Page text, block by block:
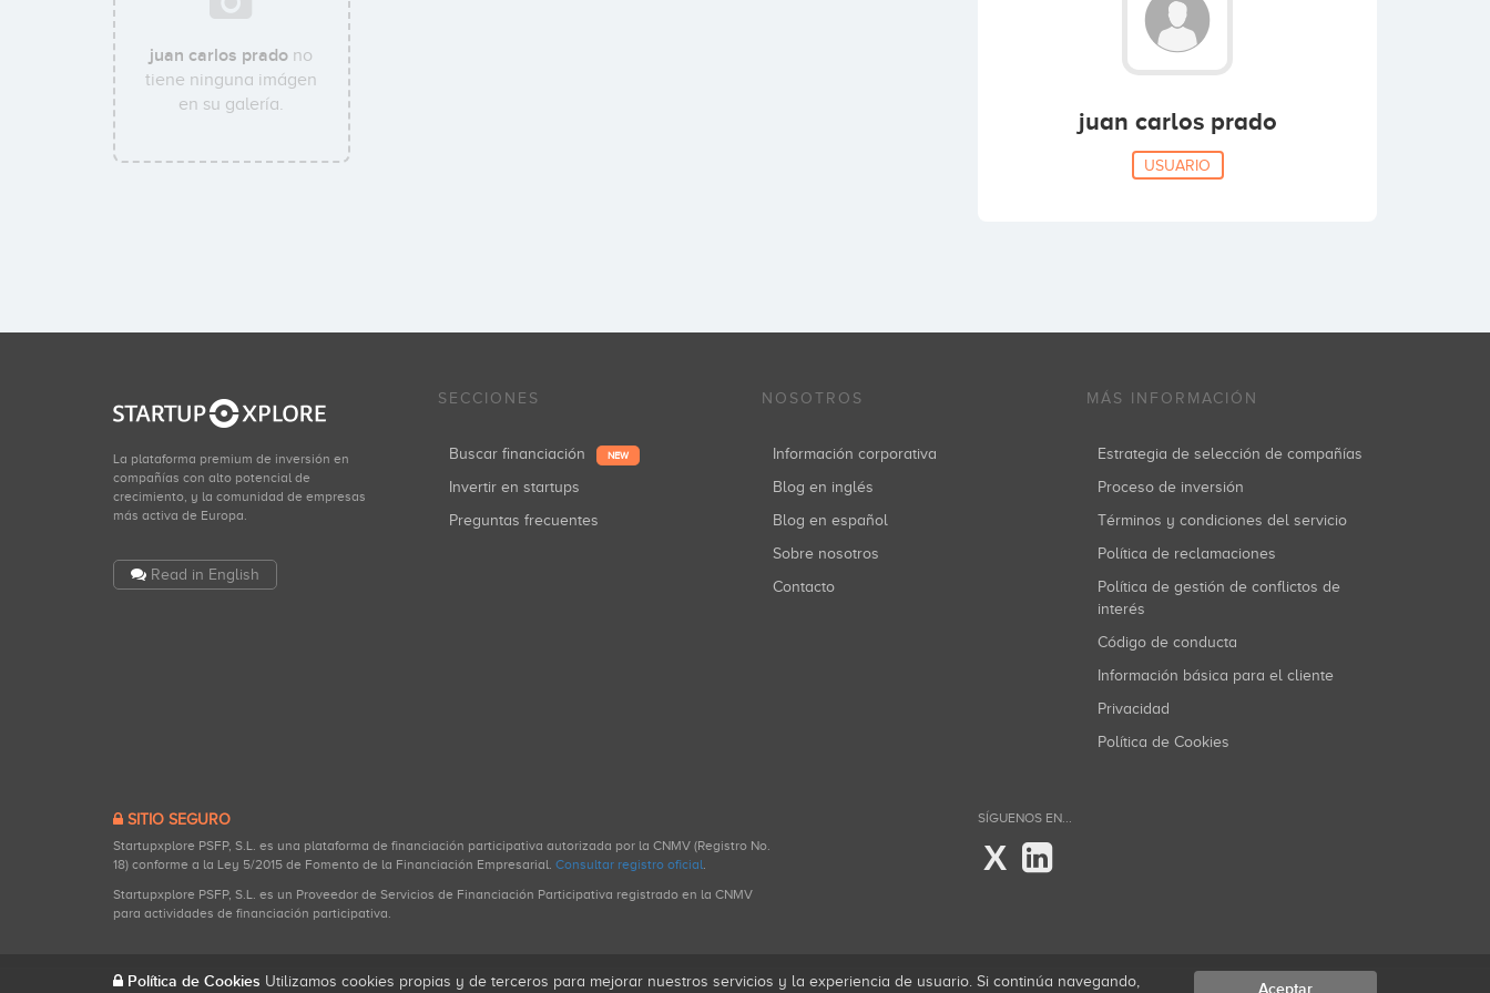
juan carlos prado no
tiene ninguna imágen
en su galería.
juan carlos prado
USUARIO
La plataforma premium de inversión en
compañías con alto potencial de
crecimiento, y la comunidad de empresas
más activa de Europa.
Read in English
SECCIONES
Buscar financiación NEW
Invertir en startups
Preguntas frecuentes
NOSOTROS
Información corporativa
Blog en inglés
Blog en español
Sobre nosotros
Contacto
MÁS INFORMACIÓN
Estrategia de selección de compañías
Proceso de inversión
Términos y condiciones del servicio
Política de reclamaciones
Política de gestión de conflictos de
interés
Código de conducta
Información básica para el cliente
Privacidad
Política de Cookies
SITIO SEGURO
Startupxplore PSFP, S.L. es una plataforma de financiación participativa autorizada por la CNMV (Registro No.
18) conforme a la Ley 5/2015 de Fomento de la Financiación Empresarial. Consultar registro oficial.
Startupxplore PSFP, S.L. es un Proveedor de Servicios de Financiación Participativa registrado en la CNMV
para actividades de financiación participativa.
SÍGUENOS EN...
X
Política de Cookies Utilizamos cookies propias y de terceros para mejorar nuestros servicios y la experiencia de usuario. Si continúa navegando, Aceptar